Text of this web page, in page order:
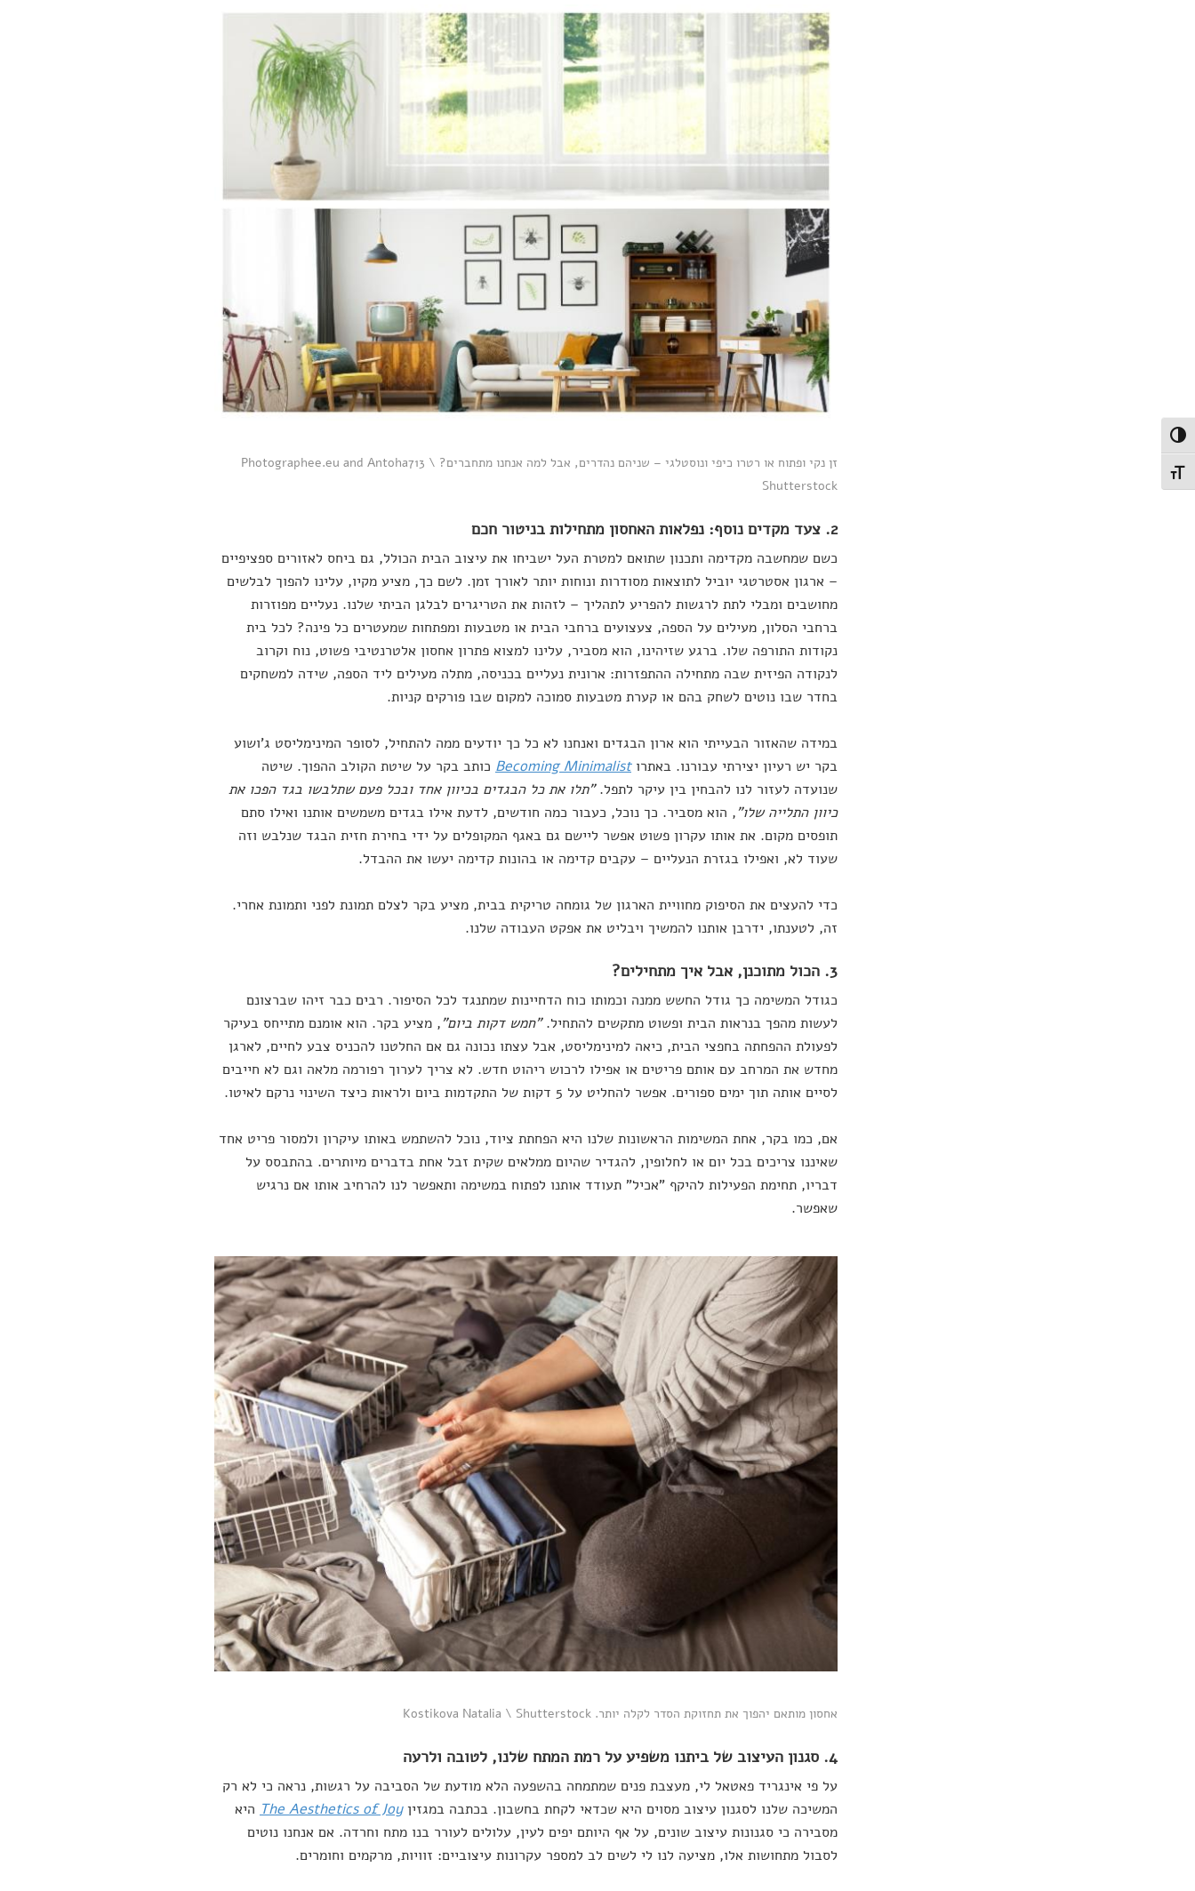
הפעל/כבה ניגודיות גבוהה
מתג גודל גופן
זן נקי ופתוח או רטרו כיפי ונוסטלגי – שניהם נהדרים, אבל למה אנחנו מתחברים? Photographee.eu and Antoha713 \
Shutterstock
2. צעד מקדים נוסף: נפלאות האחסון מתחילות בניטור חכם
כשם שמחשבה מקדימה ותכנון שתואם למטרת העל ישביחו את עיצוב הבית הכולל, גם ביחס לאזורים ספציפיים
– ארגון אסטרטגי יוביל לתוצאות מסודרות ונוחות יותר לאורך זמן. לשם כך, מציע מקיו, עלינו להפוך לבלשים
מחושבים ומבלי לתת לרגשות להפריע לתהליך – לזהות את הטריגרים לבלגן הביתי שלנו. נעליים מפוזרות
ברחבי הסלון, מעילים על הספה, צעצועים ברחבי הבית או מטבעות ומפתחות שמעטרים כל פינה? לכל בית
נקודות התורפה שלו. ברגע שזיהינו, הוא מסביר, עלינו למצוא פתרון אחסון אלטרנטיבי פשוט, נוח וקרוב
לנקודה הפיזית שבה מתחילה ההתפזרות: ארונית נעליים בכניסה, מתלה מעילים ליד הספה, שידה למשחקים
בחדר שבו נוטים לשחק בהם או קערת מטבעות סמוכה למקום שבו פורקים קניות.
במידה שהאזור הבעייתי הוא ארון הבגדים ואנחנו לא כל כך יודעים ממה להתחיל, לסופר המינימליסט ג'ושוע
בקר יש רעיון יצירתי עבורנו. באתרוBecoming Minimalist כותב בקר על שיטת הקולב ההפוך. שיטה
שנועדה לעזור לנו להבחין בין עיקר לתפל."תלו את כל הבגדים בכיוון אחד ובכל פעם שתלבשו בגד הפכו את
כיוון התלייה שלו", הוא מסביר. כך נוכל, כעבור כמה חודשים, לדעת אילו בגדים משמשים אותנו ואילו סתם
תופסים מקום. את אותו עקרון פשוט אפשר ליישם גם באגף המקופלים על ידי בחירת חזית הבגד שנלבש וזה
שעוד לא, ואפילו בגזרת הנעליים – עקבים קדימה או בהונות קדימה יעשו את ההבדל.
כדי להעצים את הסיפוק מחוויית הארגון של גומחה טריקית בבית, מציע בקר לצלם תמונת לפני ותמונת אחרי.
זה, לטענתו, ידרבן אותנו להמשיך ויבליט את אפקט העבודה שלנו.
3. הכול מתוכנן, אבל איך מתחילים?
כגודל המשימה כך גודל החשש ממנה וכמותו כוח הדחיינות שמתנגד לכל הסיפור. רבים כבר זיהו שברצונם
לעשות מהפך בנראות הבית ופשוט מתקשים להתחיל."חמש דקות ביום", מציע בקר. הוא אומנם מתייחס בעיקר
לפעולת ההפחתה בחפצי הבית, כיאה למינימליסט, אבל עצתו נכונה גם אם החלטנו להכניס צבע לחיים, לארגן
מחדש את המרחב עם אותם פריטים או אפילו לרכוש ריהוט חדש. לא צריך לערוך רפורמה מלאה וגם לא חייבים
לסיים אותה תוך ימים ספורים. אפשר להחליט על 5 דקות של התקדמות ביום ולראות כיצד השינוי נרקם לאיטו.
אם, כמו בקר, אחת המשימות הראשונות שלנו היא הפחתת ציוד, נוכל להשתמש באותו עיקרון ולמסור פריט אחד
שאיננו צריכים בכל יום או לחלופין, להגדיר שהיום ממלאים שקית זבל אחת בדברים מיותרים. בהתבסס על
דבריו, תחימת הפעילות להיקף "אכיל" תעודד אותנו לפתוח במשימה ותאפשר לנו להרחיב אותו אם נרגיש
שאפשר.
אחסון מותאם יהפוך את תחזוקת הסדר לקלה יותר. Kostikova Natalia \ Shutterstock
4. סגנון העיצוב של ביתנו משפיע על רמת המתח שלנו, לטובה ולרעה
על פי אינגריד פאטאל לי, מעצבת פנים שמתמחה בהשפעה הלא מודעת של הסביבה על רגשות, נראה כי לא רק
המשיכה שלנו לסגנון עיצוב מסוים היא שכדאי לקחת בחשבון. בכתבה במגזיןThe Aesthetics of Joy היא
מסבירה כי סגנונות עיצוב שונים, על אף היותם יפים לעין, עלולים לעורר בנו מתח וחרדה. אם אנחנו נוטים
לסבול מתחושות אלו, מציעה לנו לי לשים לב למספר עקרונות עיצוביים: זוויות, מרקמים וחומרים.